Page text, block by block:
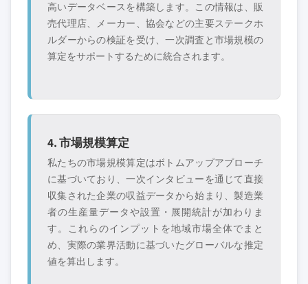
高いデータベースを構築します。この情報は、販
売代理店、メーカー、協会などの主要ステークホ
ルダーからの検証を受け、一次調査と市場規模の
算定をサポートするために統合されます。
4. 市場規模算定
私たちの市場規模算定はボトムアップアプローチ
に基づいており、一次インタビューを通じて直接
収集された企業の収益データから始まり、製造業
者の生産量データや設置・展開統計が加わりま
す。これらのインプットを地域市場全体でまと
め、実際の業界活動に基づいたグローバルな推定
値を算出します。